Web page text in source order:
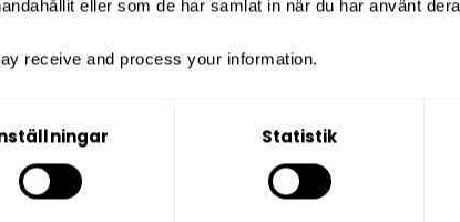
eller som de har samlat in när du har använt
receive and process your information.
Statistik
Vikt per portion
Varumärke